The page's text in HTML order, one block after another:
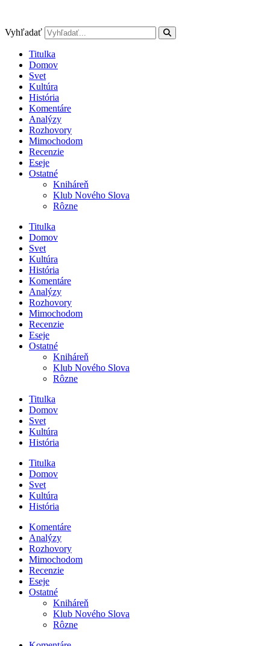
obsah
Vyhľadať
Titulka
Domov
Svet
Kultúra
História
Komentáre
Analýzy
Rozhovory
Mimochodom
Recenzie
Eseje
Ostatné
Kniháreň
Klub Nového Slova
Rôzne
Titulka
Domov
Svet
Kultúra
História
Komentáre
Analýzy
Rozhovory
Mimochodom
Recenzie
Eseje
Ostatné
Kniháreň
Klub Nového Slova
Rôzne
Titulka
Domov
Svet
Kultúra
História
Titulka
Domov
Svet
Kultúra
História
Komentáre
Analýzy
Rozhovory
Mimochodom
Recenzie
Eseje
Ostatné
Kniháreň
Klub Nového Slova
Rôzne